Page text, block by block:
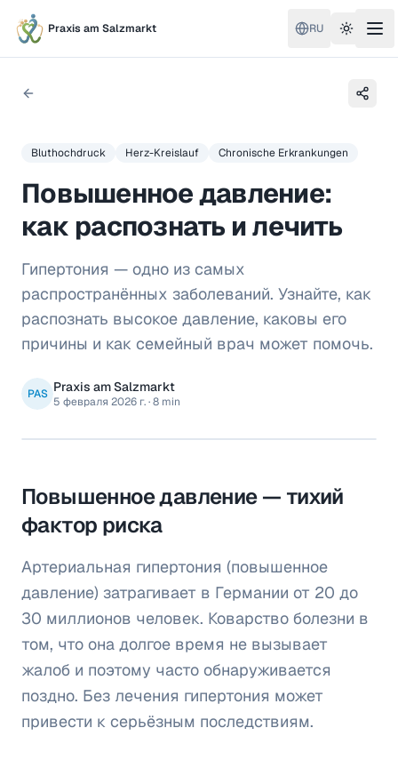
Praxis am Salzmarkt RU Toggle
Bluthochdruck Herz-Kreislauf Chronische Erkrankungen
Повышенное давление:
как распознать и лечить
Гипертония — одно из самых
распространённых заболеваний. Узнайте, как
распознать высокое давление, каковы его
причины и как семейный врач может помочь.
PAS Praxis am Salzmarkt
5 февраля 2026 г.·8 min
Повышенное давление — тихий
фактор риска
Артериальная гипертония (повышенное
давление) затрагивает в Германии от 20 до
30 миллионов человек. Коварство болезни в
том, что она долгое время не вызывает
жалоб и поэтому часто обнаруживается
поздно. Без лечения гипертония может
привести к серьёзным последствиям.